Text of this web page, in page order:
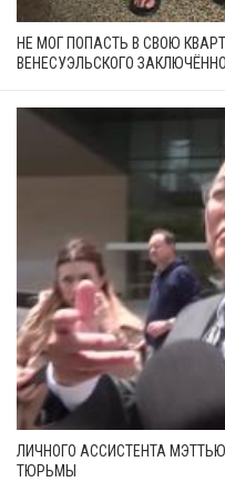
НЕ МОГ ПОПАСТЬ В СВОЮ
ВЕНЕСУЭЛЬСКОГО
ЛИЧНОГО АССИСТЕНТА
ТЮРЬМЫ